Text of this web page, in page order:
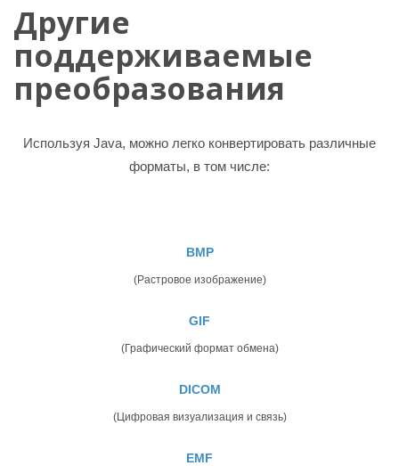
Другие
поддерживаемые
преобразования
Используя Java, можно легко конвертировать различные
форматы, в том числе:
BMP
(Растровое изображение)
GIF
(Графический формат обмена)
DICOM
(Цифровая визуализация и связь)
EMF